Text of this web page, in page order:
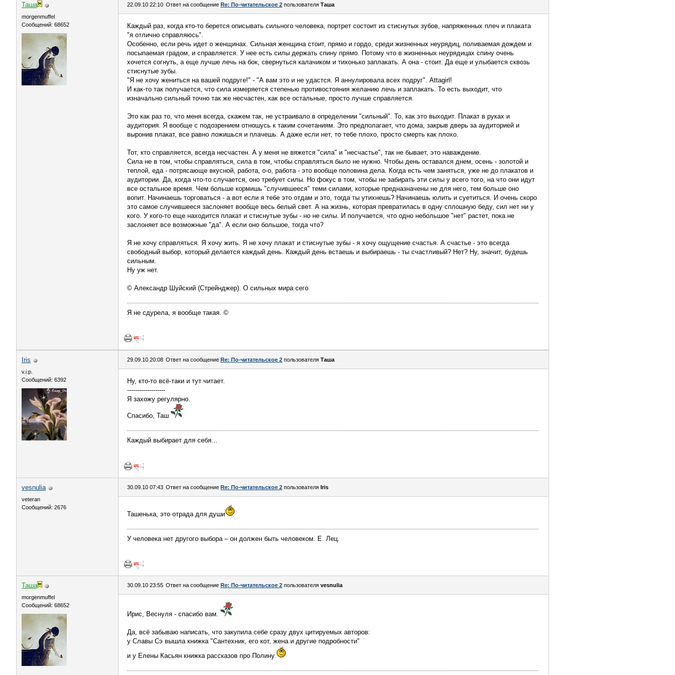
Таша
morgenmuffel
Сообщений: 68652
22.09.10 22:10 Ответ на сообщение Re: По-читательское 2 пользователя Таша
Каждый раз, когда кто-то берется описывать сильного человека, портрет состоит из стиснутых зубов, напряженных плеч и плаката
"я отлично справляюсь".
Особенно, если речь идет о женщинах. Сильная женщина стоит, прямо и гордо, среди жизненных неурядиц, поливаемая дождем и
посыпаемая градом, и справляется. У нее есть силы держать спину прямо. Потому что в жизненных неурядицах спину очень
хочется согнуть, а еще лучше лечь на бок, свернуться калачиком и тихонько заплакать. А она - стоит. Да еще и улыбается сквозь
стиснутые зубы.
"Я не хочу жениться на вашей подруге!" - "А вам это и не удастся. Я аннулировала всех подруг". Attagirl!
И как-то так получается, что сила измеряется степенью противостояния желанию лечь и заплакать. То есть выходит, что
изначально сильный точно так же несчастен, как все остальные, просто лучше справляется.
Это как раз то, что меня всегда, скажем так, не устраивало в определении "сильный". То, как это выходит. Плакат в руках и
аудитория. Я вообще с подозрением отношусь к таким сочетаниям. Это предполагает, что дома, закрыв дверь за аудиторией и
выронив плакат, все равно ложишься и плачешь. А даже если нет, то тебе плохо, просто смерть как плохо.
Тот, кто справляется, всегда несчастен. А у меня не вяжется "сила" и "несчастье", так не бывает, это наваждение.
Сила не в том, чтобы справляться, сила в том, чтобы справляться было не нужно. Чтобы день оставался днем, осень - золотой и
теплой, еда - потрясающе вкусной, работа, о-о, работа - это вообще половина дела. Когда есть чем заняться, уже не до плакатов и
аудитории. Да, когда что-то случается, оно требует силы. Но фокус в том, чтобы не забирать эти силы у всего того, на что они идут
все остальное время. Чем больше кормишь "случившееся" теми силами, которые предназначены не для него, тем больше оно
вопит. Начинаешь торговаться - а вот если я тебе это отдам и это, тогда ты утихнешь? Начинаешь юлить и суетиться. И очень скоро
это самое случившееся заслоняет вообще весь белый свет. А на жизнь, которая превратилась в одну сплошную беду, сил нет ни у
кого. У кого-то еще находится плакат и стиснутые зубы - но не силы. И получается, что одно небольшое "нет" растет, пока не
заслоняет все возможные "да". А если оно большое, тогда что?
Я не хочу справляться. Я хочу жить. Я не хочу плакат и стиснутые зубы - я хочу ощущение счастья. А счастье - это всегда
свободный выбор, который делается каждый день. Каждый день встаешь и выбираешь - ты счастливый? Нет? Ну, значит, будешь
сильным.
Ну уж нет.
© Александр Шуйский (Стрейнджер). О сильных мира сего
Я не сдурела, я вообще такая. ©
Iris
v.i.p.
Сообщений: 6392
29.09.10 20:08 Ответ на сообщение Re: По-читательское 2 пользователя Таша
Ну, кто-то всё-таки и тут читает.
-------------------
Я захожу регулярно.
Спасибо, Таш
Каждый выбирает для себя...
vesnulia
veteran
Сообщений: 2676
30.09.10 07:43 Ответ на сообщение Re: По-читательское 2 пользователя Iris
Ташенька, это отрада для души
У человека нет другого выбора – он должен быть человеком. Е. Лец.
Таша
morgenmuffel
Сообщений: 68652
30.09.10 23:55 Ответ на сообщение Re: По-читательское 2 пользователя vesnulia
Ирис, Веснуля - спасибо вам.
Да, всё забываю написать, что закупила себе сразу двух цитируемых авторов:
у Славы Сэ вышла книжка "Сантехник, его кот, жена и другие подробности"
и у Елены Касьян книжка рассказов про Полину.